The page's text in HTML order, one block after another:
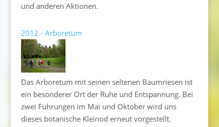
und anderen Aktionen.
2012 - Arboretum
Das Arboretum mit seinen seltenen Baumriesen ist
ein besonderer Ort der Ruhe und Entspannung. Bei
zwei Führungen im Mai und Oktober wird uns
dieses botanische Kleinod erneut vorgestellt.